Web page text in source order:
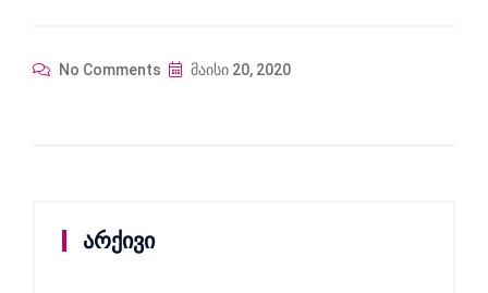
No Comments მაისი 20, 2020
არქივი